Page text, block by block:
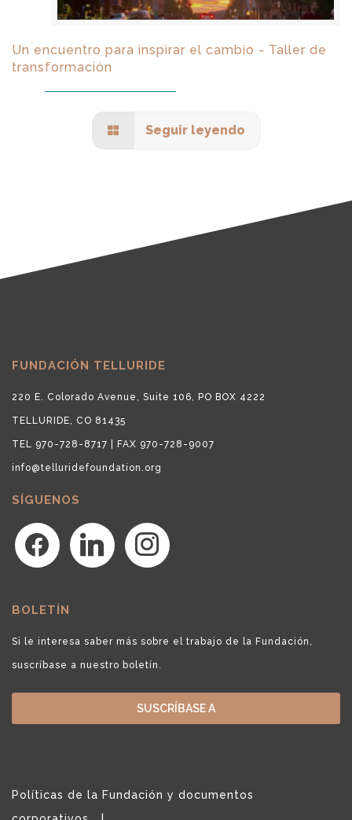
Un encuentro para inspirar el cambio - Taller de
transformación
Seguir leyendo
FUNDACIÓN TELLURIDE
220 E. Colorado Avenue, Suite 106, PO BOX 4222
TELLURIDE, CO 81435
TEL 970-728-8717 | FAX 970-728-9007
info@telluridefoundation.org
SÍGUENOS
facebook linkedin instagram
BOLETÍN
Si le interesa saber más sobre el trabajo de la Fundación,
suscríbase a nuestro boletín.
SUSCRÍBASE A
Políticas de la Fundación y documentos